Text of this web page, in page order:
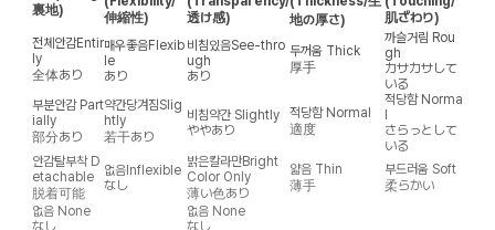
裏地)
伸縮性)
透け感)
地の厚さ)
肌ざわり)
전체안감Entir
ly
全体あり
매우좋음Flexib
le
あり
비침있음See-thro
ugh
あり
두꺼움 Thick
厚手
까슬거림 Rou
gh
カサカサして
いる
부분안감 Part
ially
部分あり
약간당겨짐Slig
htly
若干あり
비침약간 Slightly
ややあり
적당함 Normal
適度
적당함 Norma
l
さらっとして
いる
안감탈부착 D
etachable
脱着可能
없음Inflexible
なし
밝은칼라만Bright
Color Only
薄い色あり
얇음 Thin
薄手
부드러움 Soft
柔らかい
없음 None
なし
없음 None
なし